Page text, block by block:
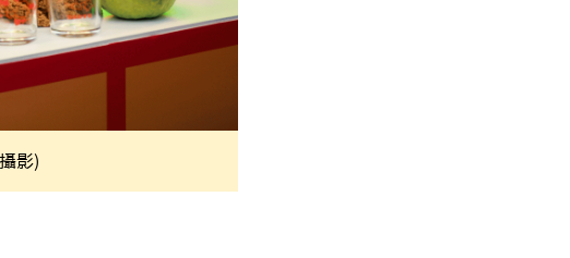
影)